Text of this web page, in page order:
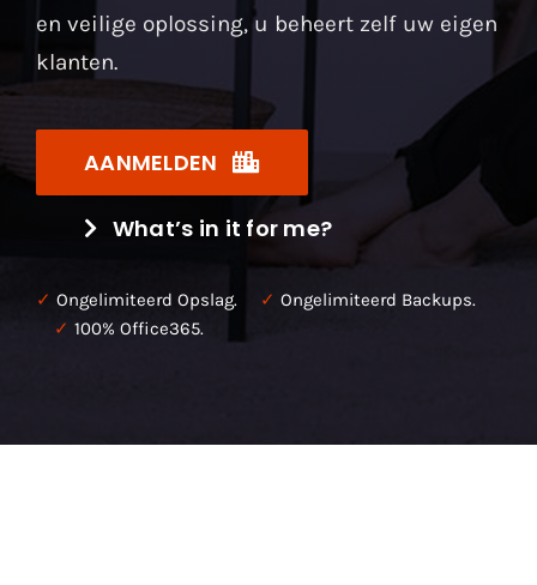
en veilige oplossing, u beheert zelf uw eigen
klanten.
AANMELDEN
What’s in it for me?
✓ Ongelimiteerd Opslag. ✓ Ongelimiteerd Backups.
✓ 100% Office365.